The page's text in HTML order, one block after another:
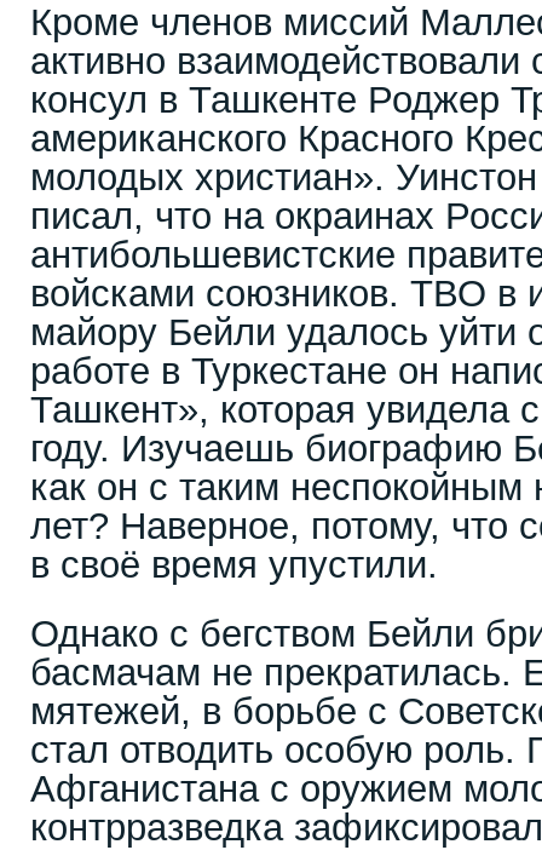
Кроме членов миссий
активно
консул в Ташкенте Роджер
американского Красного
молодых христиан».
писал, что на окраинах
антибольшевистские
войсками союзников. ТВО в
майору Бейли удалось уйти
работе в Туркестане он
Ташкент», которая увидела
году. Изучаешь биографию
как он с таким
лет? Наверное, потому, что
в своё время упустили.
Однако с бегством Бейли
басмачам не прекратилась.
мятежей, в борьбе с
стал отводить особую
Афганистана с оружием
контрразведка